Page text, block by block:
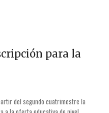
para la
del segundo cuatrimestre la